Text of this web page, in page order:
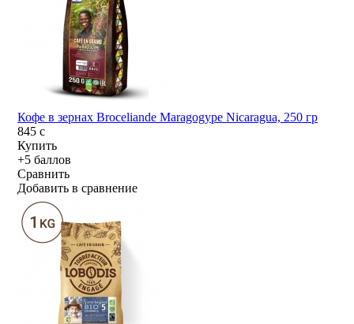
Кофе в зернах Broceliande Maragogype Nicaragua, 250 гр
845c
Купить
+5 баллов
Сравнить
Добавить в сравнение